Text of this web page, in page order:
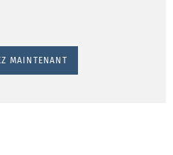
MAINTENANT